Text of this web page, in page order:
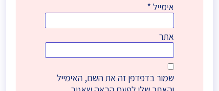
אימייל *
אתר
שמור בדפדפן זה את השם, האימייל